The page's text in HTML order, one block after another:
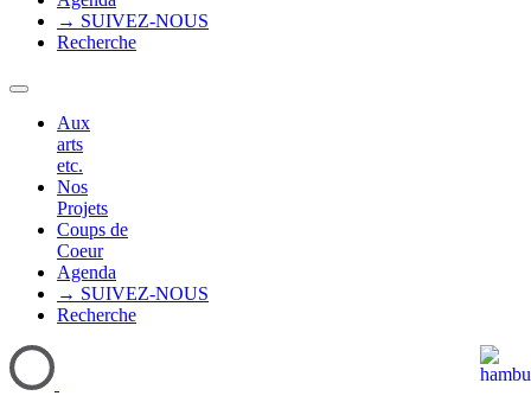
→ SUIVEZ-NOUS
Recherche
Aux
arts
etc.
Nos
Projets
Coups de
Coeur
Agenda
→ SUIVEZ-NOUS
Recherche